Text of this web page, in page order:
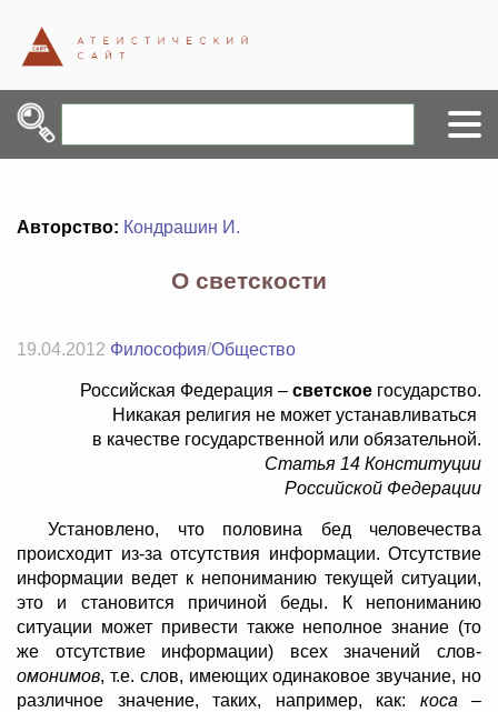
Авторство: Кондрашин И.
О светскости
19.04.2012 Философия/Общество
Российская Федерация – светское государство.
Никакая религия не может устанавливаться
в качестве государственной или обязательной.
Статья 14 Конституции
Российской Федерации
Установлено, что половина бед человечества
происходит из-за отсутствия информации. Отсутствие
информации ведет к непониманию текущей ситуации,
это и становится причиной беды. К непониманию
ситуации может привести также неполное знание (то
же отсутствие информации) всех значений слов-
омонимов, т.е. слов, имеющих одинаковое звучание, но
различное значение, таких, например, как: коса –